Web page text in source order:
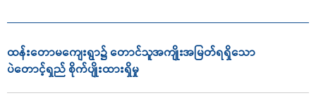
ထန်းတောမကျေးရွာ၌ တောင်သူအကျိုးအမြတ်ရရှိသော
ပဲတောင့်ရှည် စိုက်ပျိုးထားရှိမှု